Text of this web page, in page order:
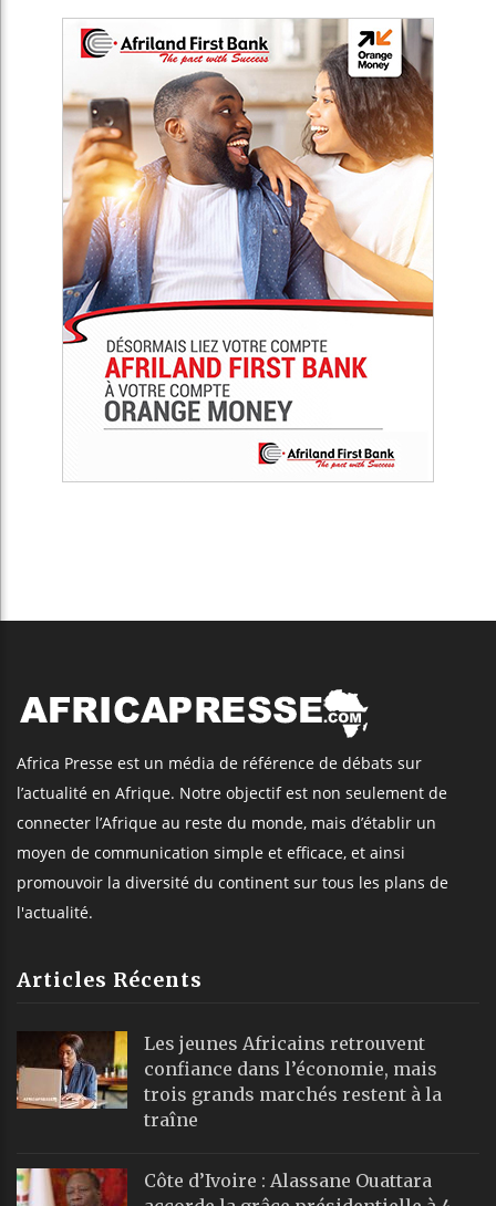
Africa Presse est un média de référence de débats sur
l’actualité en Afrique. Notre objectif est non seulement de
connecter l’Afrique au reste du monde, mais d’établir un
moyen de communication simple et efficace, et ainsi
promouvoir la diversité du continent sur tous les plans de
l'actualité.
Articles Récents
Les jeunes Africains retrouvent
confiance dans l’économie, mais
trois grands marchés restent à la
traîne
Côte d’Ivoire : Alassane Ouattara